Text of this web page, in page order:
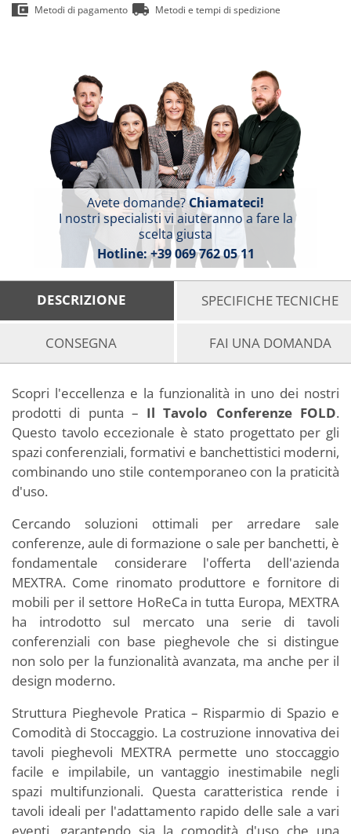
Metodi di pagamento Metodi e tempi di spedizione
Avete domande?Chiamateci!
I nostri specialisti vi aiuteranno a fare la
scelta giusta
Hotline:+39 069 762 05 11
DESCRIZIONE SPECIFICHE TECNICHE
CONSEGNA FAI UNA DOMANDA
Scopri l'eccellenza e la funzionalità in uno dei nostri
prodotti di punta – Il Tavolo Conferenze FOLD.
Questo tavolo eccezionale è stato progettato per gli
spazi conferenziali, formativi e banchettistici moderni,
combinando uno stile contemporaneo con la praticità
d'uso.
Cercando soluzioni ottimali per arredare sale
conferenze, aule di formazione o sale per banchetti, è
fondamentale considerare l'offerta dell'azienda
MEXTRA. Come rinomato produttore e fornitore di
mobili per il settore HoReCa in tutta Europa, MEXTRA
ha introdotto sul mercato una serie di tavoli
conferenziali con base pieghevole che si distingue
non solo per la funzionalità avanzata, ma anche per il
design moderno.
Struttura Pieghevole Pratica – Risparmio di Spazio e
Comodità di Stoccaggio. La costruzione innovativa dei
tavoli pieghevoli MEXTRA permette uno stoccaggio
facile e impilabile, un vantaggio inestimabile negli
spazi multifunzionali. Questa caratteristica rende i
tavoli ideali per l'adattamento rapido delle sale a vari